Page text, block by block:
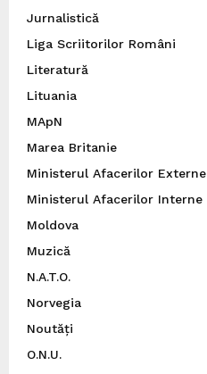
Jurnalistică
Liga Scriitorilor Români
Literatură
Lituania
MApN
Marea Britanie
Ministerul Afacerilor Externe
Ministerul Afacerilor Interne
Moldova
Muzică
N.A.T.O.
Norvegia
Noutăți
O.N.U.